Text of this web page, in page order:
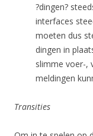
?dingen?
interfaces
moeten dus
dingen in
slimme voer-,
meldingen
Transities